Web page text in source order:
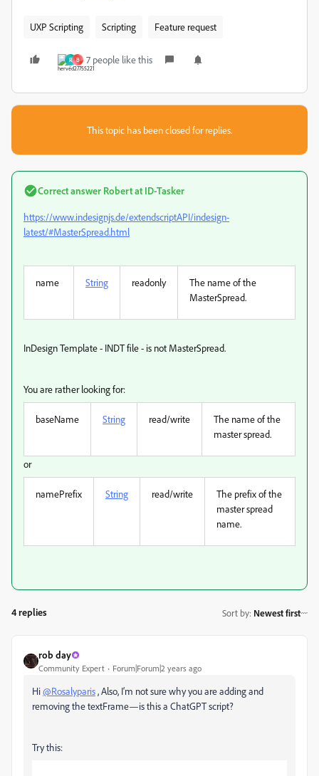
UXP Scripting Scripting Feature request
R B 7 people like this
This topic has been closed for replies.
Correct answer Robert at ID-Tasker
https://www.indesignjs.de/extendscriptAPI/indesign-
latest/#MasterSpread.html
name String readonly
The name of the
MasterSpread.
InDesign Template - INDT file - is not MasterSpread.
You are rather looking for:
baseName String read/write
The name of the
master spread.
or
namePrefix String read/write
The prefix of the
master spread
name.
4 replies Sort by: Newest first
rob day
Community Expert Forum|Forum|2 years ago
Hi@Rosalyparis, Also, I‘m not sure why you are adding and
removing the textFrame—is this a ChatGPT script?
Try this: